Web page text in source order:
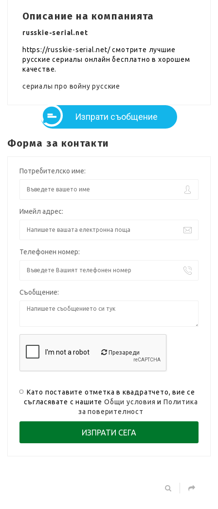
Описание на компанията
russkie-serial.net
https://russkie-serial.net/ смотрите лучшие
русские сериалы онлайн бесплатно в хорошем
качестве.
сериалы про войну русские
Изпрати съобщение
Форма за контакти
Потребителско име:
Имейл адрес:
Телефонен номер:
Съобщение:
Презареди
Като поставите отметка в квадратчето, вие се
съгласявате с нашитеОбщи условия иПолитика
за поверителност